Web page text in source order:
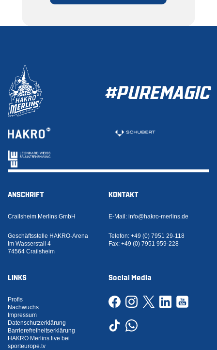
#PUREMAGIC
ANSCHRIFT
Crailsheim Merlins GmbH
Geschäftsstelle HAKRO-Arena
Im Wasserstall 4
74564 Crailsheim
KONTAKT
E-Mail: info@hakro-merlins.de
Telefon: +49 (0) 7951 29-118
Fax: +49 (0) 7951 959-228
LINKS
Profis
Nachwuchs
Impressum
Datenschutzerklärung
Barrierefreiheitserklärung
HAKRO Merlins live bei
sporteurope.tv
Social Media